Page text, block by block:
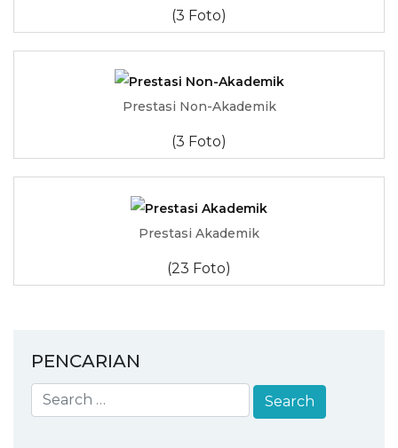
(3 Foto)
Prestasi Non-Akademik
(3 Foto)
Prestasi Akademik
(23 Foto)
PENCARIAN